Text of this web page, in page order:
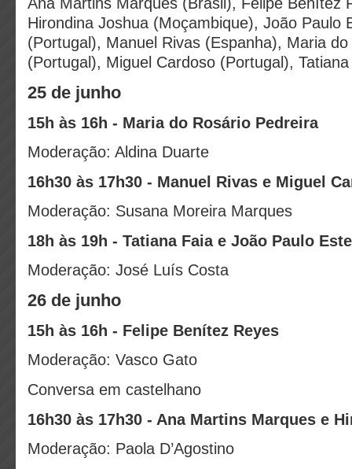
Hirondina Joshua (Moçambique), João Paulo
(Portugal), Manuel Rivas (Espanha), Maria
(Portugal), Miguel Cardoso (Portugal),
25 de junho
15h às 16h - Maria do Rosário Pedreira
Moderação: Aldina Duarte
16h30 às 17h30 - Manuel Rivas e Miguel
Moderação: Susana Moreira Marques
18h às 19h - Tatiana Faia e João Paulo
Moderação: José Luís Costa
26 de junho
15h às 16h - Felipe Benítez Reyes
Moderação: Vasco Gato
Conversa em castelhano
16h30 às 17h30 - Ana Martins Marques e
Moderação: Paola D’Agostino